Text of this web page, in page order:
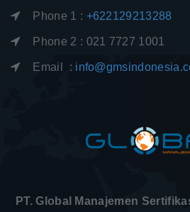
Phone 1 : +622129213288
Phone 2 : 021 7727 1001
Email :
PT. Global Manajemen